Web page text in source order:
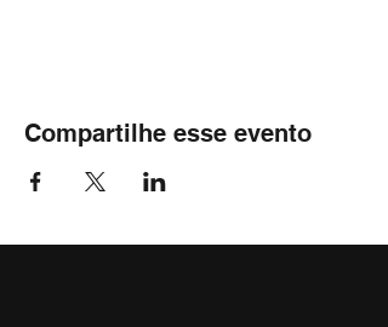
Compartilhe esse evento